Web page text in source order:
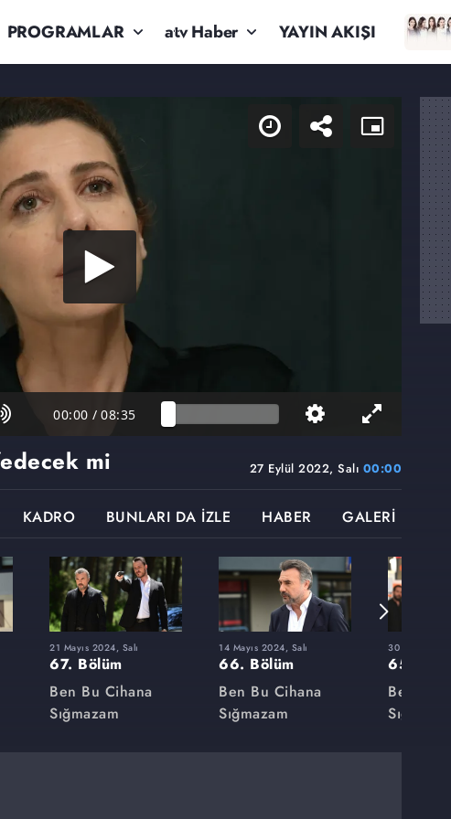
PROGRAMLAR atv Haber YAYIN AKIŞI
00:00 / 08:35
27 Eylül 2022, Salı 00:00
mi
KADRO BUNLARI DA İZLE HABER GALERİ
21 Mayıs 2024, Salı
67. Bölüm
Ben Bu Cihana
Sığmazam
14 Mayıs 2024, Salı
66. Bölüm
Ben Bu Cihana
Sığmazam
30 Nisan
65. Bölüm
Ben Bu
Sığmazam